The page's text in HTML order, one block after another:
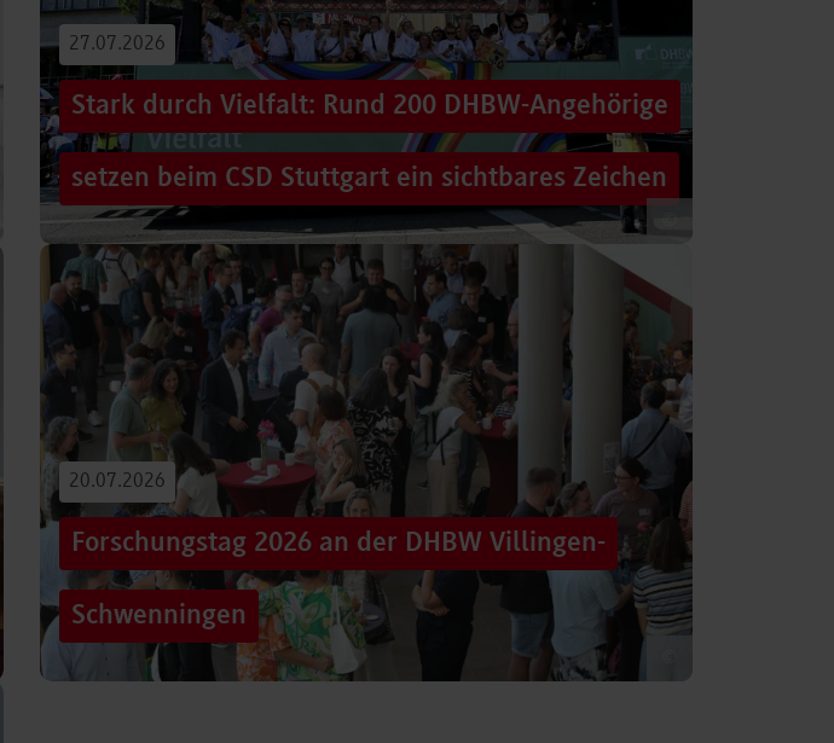
27.07.2026
Stark durch Vielfalt: Rund 200 DHBW-Angehörige
setzen beim CSD Stuttgart ein sichtbares Zeichen
Hunderttausende Menschen säumten am Samstag die Straßen der
Stuttgarter Innenstadt. Mitten im farbenfrohen Zug: ein eigener DHBW-
Truck, eine große…
Beitrag lesen
20.07.2026
Forschungstag 2026 an der DHBW Villingen-
Schwenningen
Grenzen überschreiten – und dennoch eine Verbindung schaffen, mit